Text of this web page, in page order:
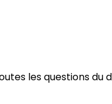
les questions du